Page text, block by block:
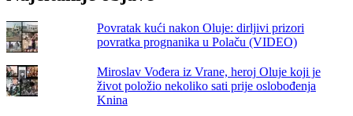
iznemogle
Solinama
Povratak kući nakon Oluje: dirljivi prizori
povratka prognanika u Polaču (VIDEO)
Miroslav Vođera iz Vrane, heroj Oluje koji je
život položio nekoliko sati prije oslobođenja
Knina